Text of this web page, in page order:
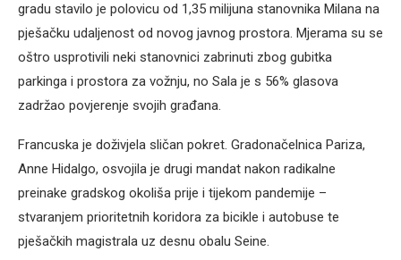
gradu stavilo je polovicu od 1,35 milijuna stanovnika Milana na
pješačku udaljenost od novog javnog prostora. Mjerama su se
oštro usprotivili neki stanovnici zabrinuti zbog gubitka
parkinga i prostora za vožnju, no Sala je s 56% glasova
zadržao povjerenje svojih građana.
Francuska je doživjela sličan pokret. Gradonačelnica Pariza,
Anne Hidalgo, osvojila je drugi mandat nakon radikalne
preinake gradskog okoliša prije i tijekom pandemije –
stvaranjem prioritetnih koridora za bicikle i autobuse te
pješačkih magistrala uz desnu obalu Seine.